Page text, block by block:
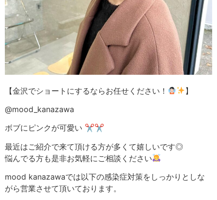
【金沢でショートにするならお任せください！
】
@mood_kanazawa
ボブにピンクが可愛い ✂︎✂︎
最近はご紹介で来て頂ける方が多くて嬉しいです◎
悩んでる方も是非お気軽にご相談ください
mood kanazawaでは以下の感染症対策をしっかりとしな
がら営業させて頂いております。